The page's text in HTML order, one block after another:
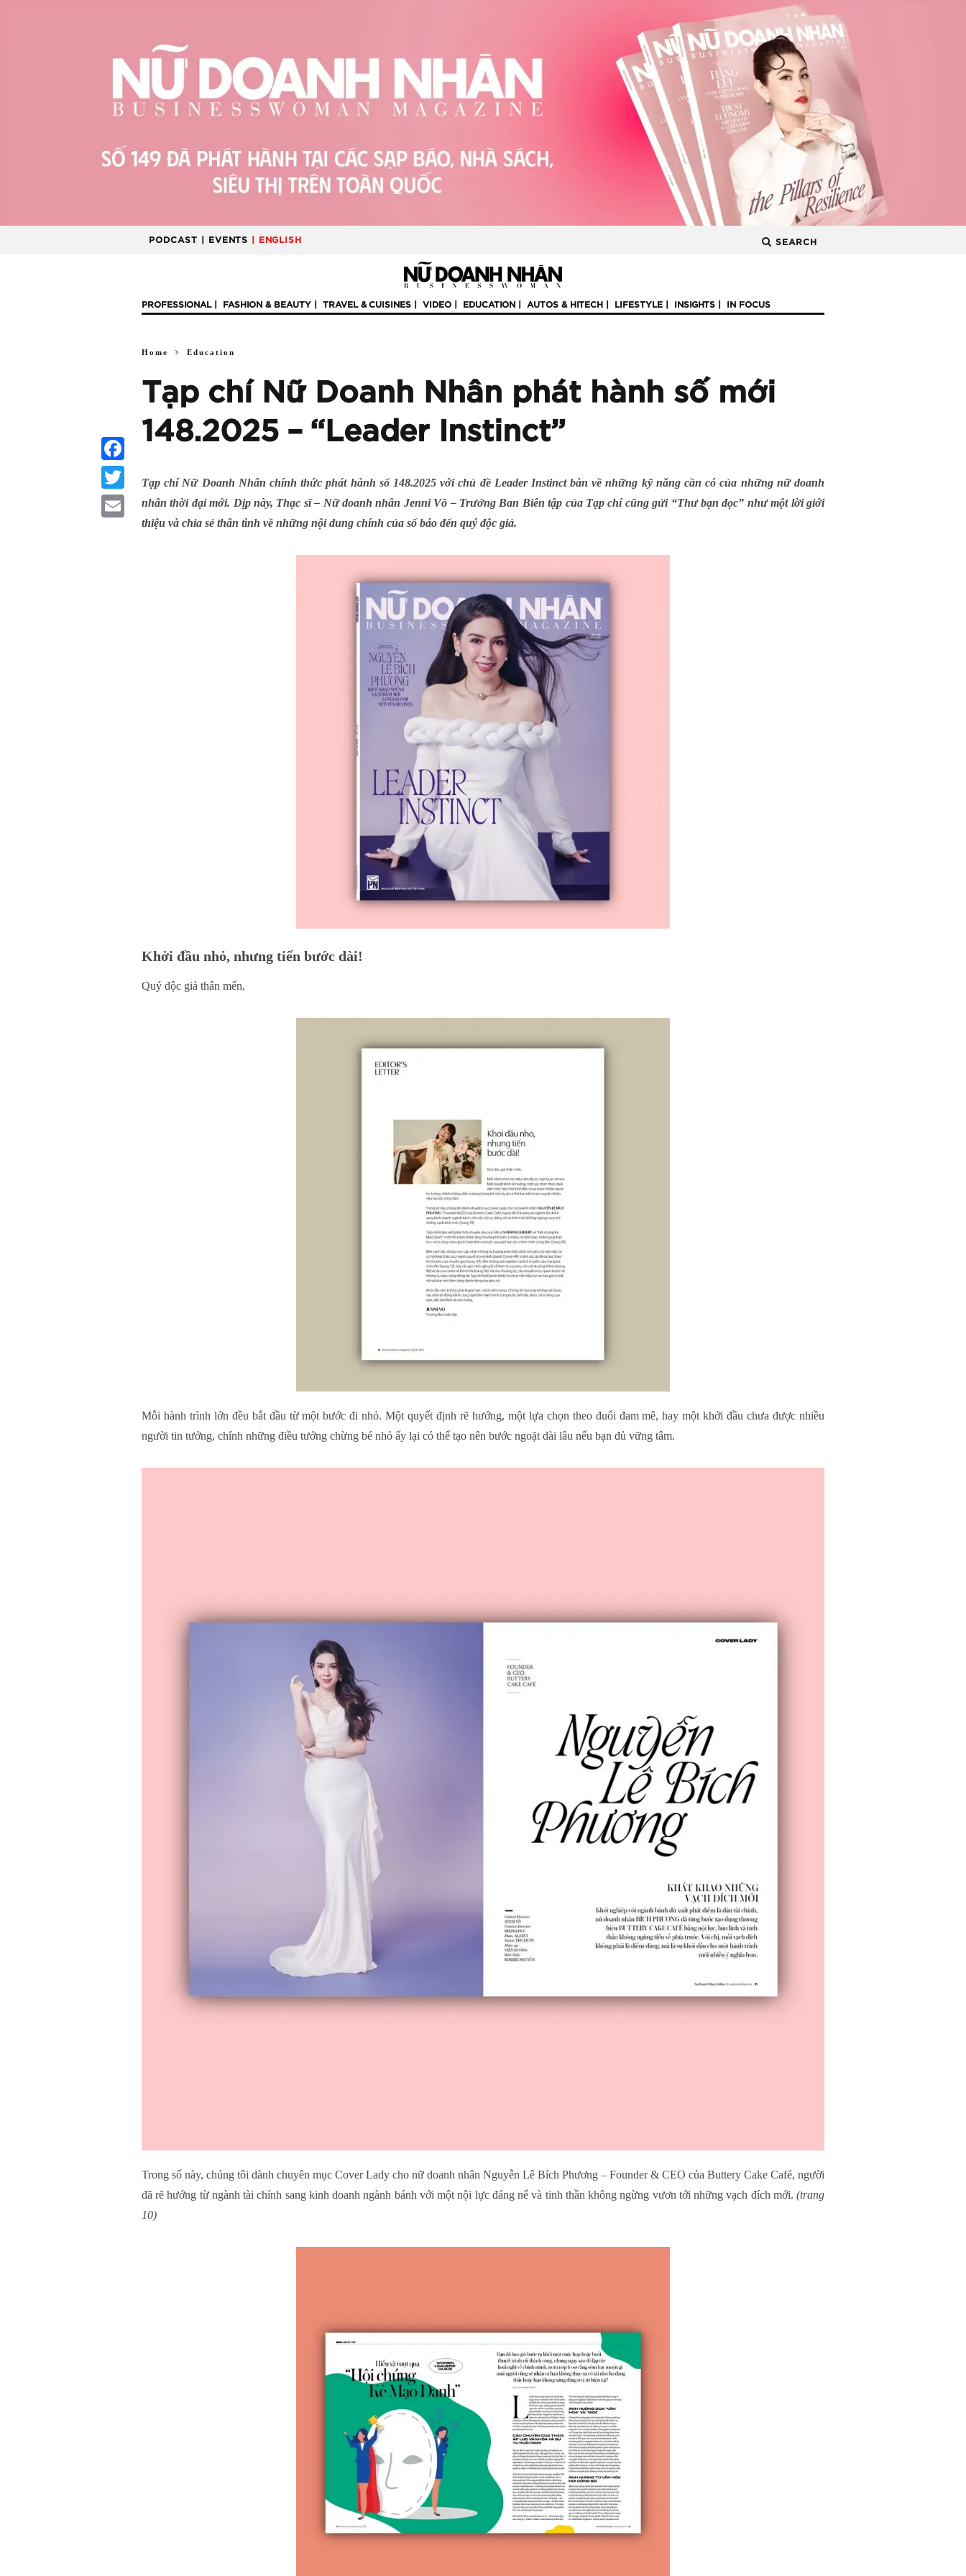
PODCAST | EVENTS | ENGLISH SEARCH
PROFESSIONAL FASHION & BEAUTY TRAVEL & CUISINES VIDEO EDUCATION AUTOS & HITECH LIFESTYLE INSIGHTS IN FOCUS
Home Education
Tạp chí Nữ Doanh Nhân phát hành số mới
148.2025 – “Leader Instinct”
Tạp chí Nữ Doanh Nhân chính thức phát hành số 148.2025 với chủ đề Leader Instinct bàn về những kỹ năng cần có của những nữ doanh
nhân thời đại mới. Dịp này, Thạc sĩ – Nữ doanh nhân Jenni Võ – Trưởng Ban Biên tập của Tạp chí cũng gửi “Thư bạn đọc” như một lời giới
thiệu và chia sẻ thân tình về những nội dung chính của số báo đến quý độc giả.
Khởi đầu nhỏ, nhưng tiến bước dài!
Quý độc giả thân mến,
Mỗi hành trình lớn đều bắt đầu từ một bước đi nhỏ. Một quyết định rẽ hướng, một lựa chọn theo đuổi đam mê, hay một khởi đầu chưa được nhiều
người tin tưởng, chính những điều tưởng chừng bé nhỏ ấy lại có thể tạo nên bước ngoặt dài lâu nếu bạn đủ vững tâm.
Trong số này, chúng tôi dành chuyên mục Cover Lady cho nữ doanh nhân Nguyễn Lê Bích Phương – Founder & CEO của Buttery Cake Café, người
đã rẽ hướng từ ngành tài chính sang kinh doanh ngành bánh với một nội lực đáng nể và tinh thần không ngừng vươn tới những vạch đích mới. (trang
10)
Facebook
Twitter